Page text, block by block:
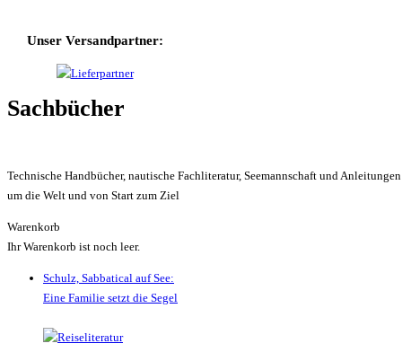
Unser Versandpartner:
Sachbücher
Technische Handbücher, nautische Fachliteratur, Seemannschaft und
um die Welt und von Start zum Ziel
Warenkorb
Ihr Warenkorb ist noch leer.
Schulz, Sabbatical auf See:
Eine Familie setzt die Segel